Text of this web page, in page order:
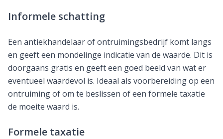
Informele schatting
Een antiekhandelaar of ontruimingsbedrijf komt langs
en geeft een mondelinge indicatie van de waarde. Dit is
doorgaans gratis en geeft een goed beeld van wat er
eventueel waardevol is. Ideaal als voorbereiding op een
ontruiming of om te beslissen of een formele taxatie
de moeite waard is.
Formele taxatie